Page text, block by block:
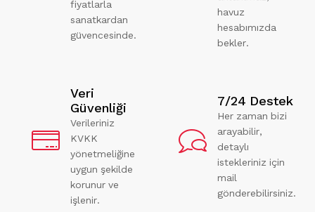
fiyatlarla
sanatkardan
güvencesinde.
havuz
hesabımızda
bekler.
Veri
Güvenliği
Verileriniz
KVKK
yönetmeliğine
uygun şekilde
korunur ve
işlenir.
7/24 Destek
Her zaman bizi
arayabilir,
detaylı
istekleriniz için
mail
gönderebilirsiniz.